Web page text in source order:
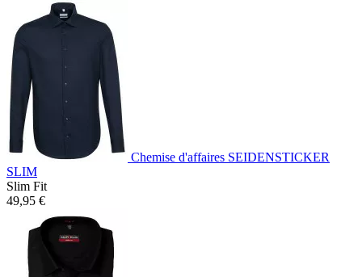
Chemise d'affaires SEIDENSTICKER
SLIM
Slim Fit
49,95 €